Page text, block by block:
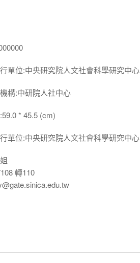
單位:中央研究院人文社會科學研究中心
構:中研院人社中心
* 45.5 (cm)
單位:中央研究院人文社會科學研究中心
轉110